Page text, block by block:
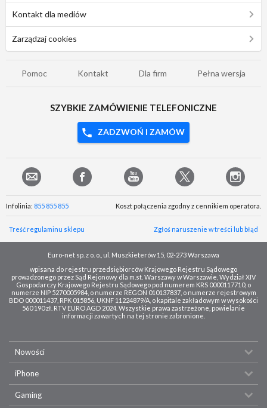
Kontakt dla mediów
Zarządzaj cookies
Pomoc Kontakt Dla firm Pełna wersja
SZYBKIE ZAMÓWIENIE TELEFONICZNE
ZADZWOŃ I ZAMÓW
Infolinia: 855 855 855 Koszt połączenia zgodny z cennikiem operatora.
Treść regulaminu sklepu Zgłoś naruszenie w treści lub błąd
Euro-net sp. z o. o., ul. Muszkieterów 15, 02-273 Warszawa
wpisana do rejestru przedsiębiorców Krajowego Rejestru Sądowego
prowadzonego przez Sąd Rejonowy dla m.st. Warszawy w Warszawie, Wydział XIV
Gospodarczy Krajowego Rejestru Sądowego pod numerem KRS 0000117710, o
numerze NIP 5270005984, o numerze REGON 010137837, o numerze rejestrowym
BDO 000011437, RPK 015856, UKNF 11224879/A, o kapitale zakładowym w wysokości
560 190 zł. RTV EURO AGD 2024. Wszystkie prawa zastrzeżone, powielanie
informacji zawartych na tej stronie zabronione.
Nowości
iPhone
Gaming